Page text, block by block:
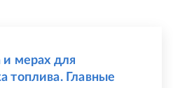
и мерах для
топлива. Главные